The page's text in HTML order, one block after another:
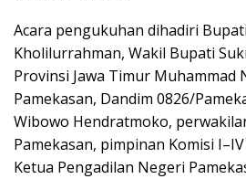
Acara pengukuhan dihadiri
Kholilurrahman, Wakil Bupati
Provinsi Jawa Timur Muhammad
Pamekasan, Dandim 0826/
Wibowo Hendratmoko,
Pamekasan, pimpinan Komisi
Ketua Pengadilan Negeri